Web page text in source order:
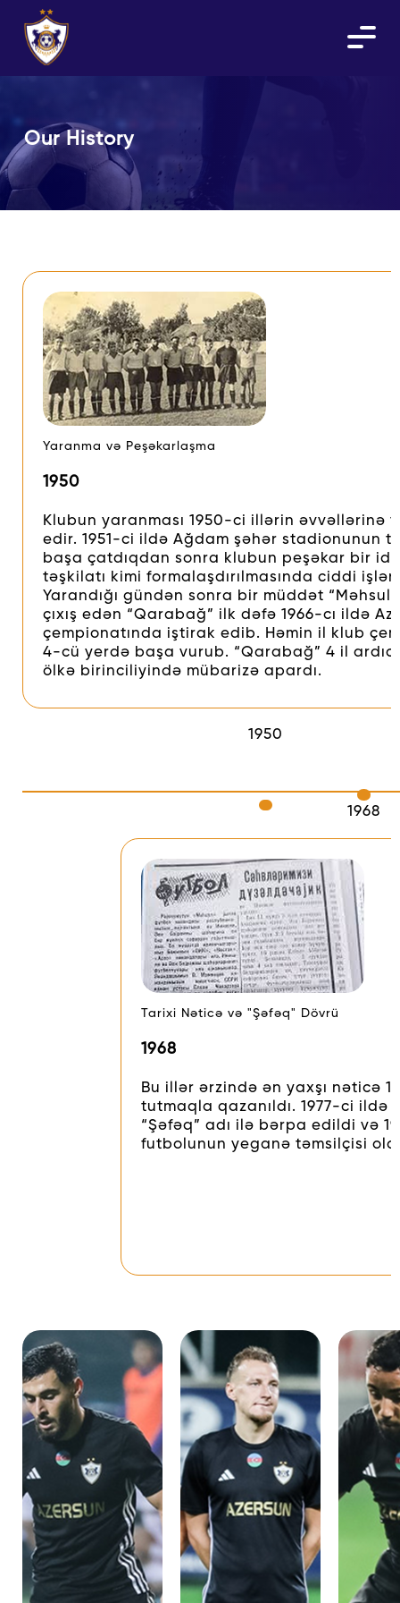
Our History
Yaranma və Peşəkarlaşma
1950
Klubun yaranması 1950-ci illərin əvvəllərinə
edir. 1951-ci ildə Ağdam şəhər stadionunun
başa çatdıqdan sonra klubun peşəkar bir
təşkilatı kimi formalaşdırılmasında ciddi
Yarandığı gündən sonra bir müddət
çıxış edən “Qarabağ” ilk dəfə 1966-cı ildə
çempionatında iştirak edib. Həmin il klub
4-cü yerdə başa vurub. “Qarabağ” 4 il
ölkə birinciliyində mübarizə apardı.
1950
Tarixi Nəticə və "Şəfəq" Dövrü
1968
Bu illər ərzində ən yaxşı nəticə
tutmaqla qazanıldı. 1977-ci ildə
“Şəfəq” adı ilə bərpa edildi və
futbolunun yeganə təmsilçisi
1968